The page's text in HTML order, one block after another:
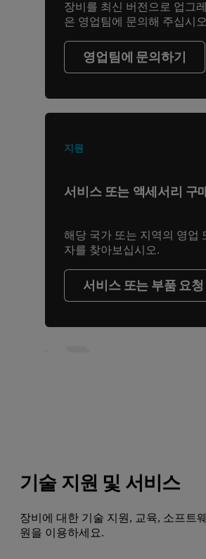
장비를 최신 버전으로 업그
은 영업팀에 문의해 주십시
영업팀에 문의하기
지원
서비스 또는 액세서리 구
해당 국가 또는 지역의 영업
자를 찾아보십시오.
서비스 또는 부품 요청
기술 지원 및 서비스
장비에 대한 기술 지원, 교육, 소프트
원을 이용하세요.